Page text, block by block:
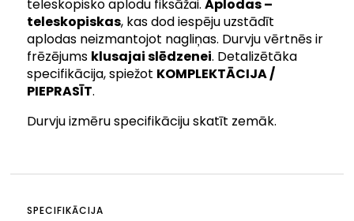
teleskopisko aplodu fiksāžai.Aplodas –
teleskopiskas, kas dod iespēju uzstādīt
aplodas neizmantojot nagliņas. Durvju vērtnēs ir
frēzējums klusajai slēdzenei. Detalizētāka
specifikācija, spiežot KOMPLEKTĀCIJA /
PIEPRASĪT.
Durvju izmēru specifikāciju skatīt zemāk.
SPECIFIKĀCIJA